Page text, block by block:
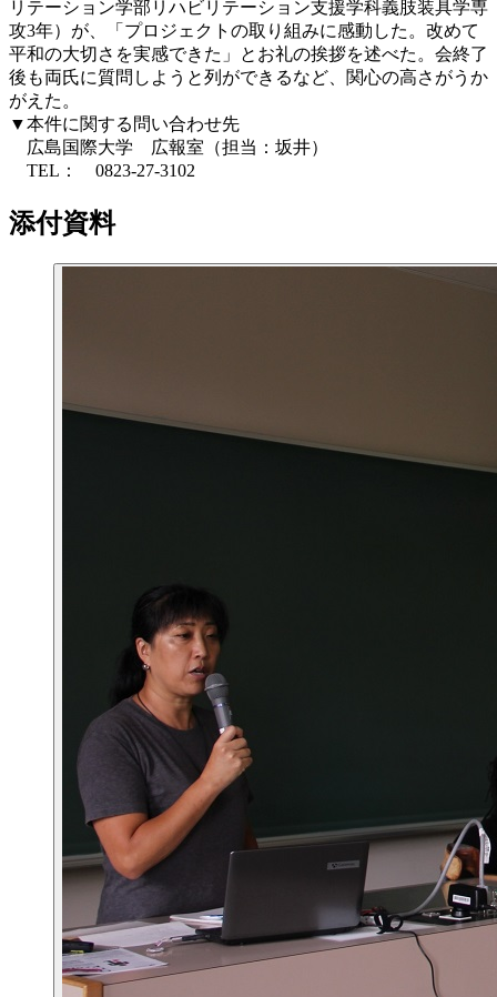
リテーション学部リハビリテーション支援学科義肢装具学専
攻3年）が、「プロジェクトの取り組みに感動した。改めて
平和の大切さを実感できた」とお礼の挨拶を述べた。会終了
後も両氏に質問しようと列ができるなど、関心の高さがうか
がえた。
▼本件に関する問い合わせ先
広島国際大学 広報室（担当：坂井）
TEL： 0823-27-3102
添付資料